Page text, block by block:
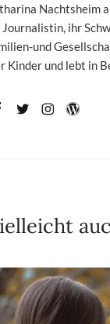
Nachtsheim
Journalistin, ihr
und
Kinder und lebt in